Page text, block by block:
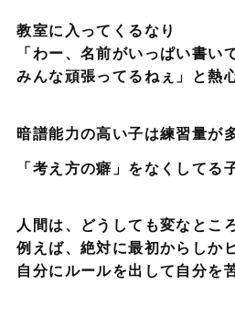
教室に入ってくるなり
「わー、名前がいっぱい書い
みんな頑張ってるねぇ」と熱
暗譜能力の高い子は練習量が
「考え方の癖」をなくしてる
人間は、どうしても変なとこ
例えば、絶対に最初からしか
自分にルールを出して自分を